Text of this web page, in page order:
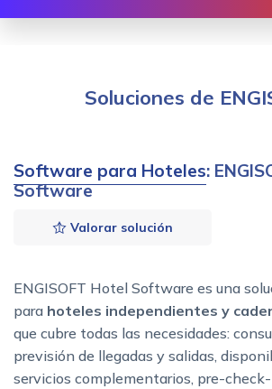
Soluciones de
Software para Hoteles:
Software
Valorar solución
ENGISOFT Hotel Software es una
para hoteles independientes y
que cubre todas las necesidades:
previsión de llegadas y salidas,
servicios complementarios, pre-